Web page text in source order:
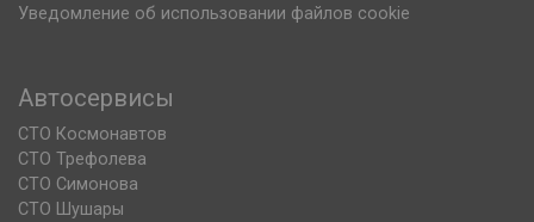
Уведомление об использовании файлов cookie
Автосервисы
СТО Космонавтов
СТО Трефолева
СТО Симонова
СТО Шушары